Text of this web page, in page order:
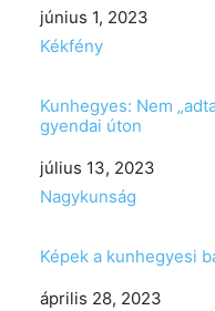
Date
június 1, 2023
In relation to
Kékfény
Kunhegyes: Nem
gyendai úton
Date
július 13, 2023
In relation to
Nagykunság
Képek a kunhegyesi
Date
április 28, 2023